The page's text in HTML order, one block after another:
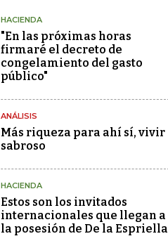
HACIENDA
"En las próximas horas
firmaré el decreto de
congelamiento del gasto
público"
ANÁLISIS
Más riqueza para ahí sí, vivir
sabroso
HACIENDA
Estos son los invitados
internacionales que llegan a
la posesión de De la Espriella